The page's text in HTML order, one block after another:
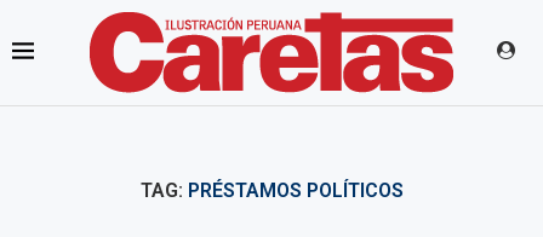
TAG: PRÉSTAMOS POLÍTICOS